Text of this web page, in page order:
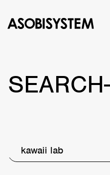
kawaii lab